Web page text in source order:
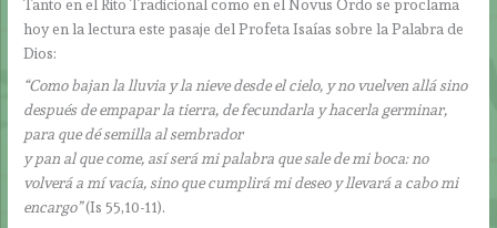
Tanto en el Rito Tradicional como en el Novus Ordo se proclama
hoy en la lectura este pasaje del Profeta Isaías sobre la Palabra de
Dios:
“Como bajan la lluvia y la nieve desde el cielo, y no vuelven allá sino
después de empapar la tierra, de fecundarla y hacerla germinar,
para que dé semilla al sembrador
y pan al que come, así será mi palabra que sale de mi boca: no
volverá a mí vacía, sino que cumplirá mi deseo y llevará a cabo mi
encargo”(Is 55,10-11).